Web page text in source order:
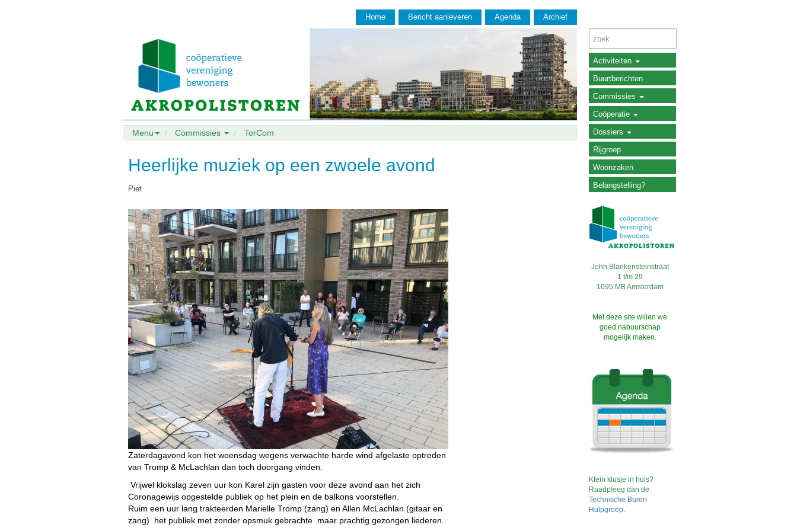
Home Bericht aanleveren Agenda Archief
Menu Commissies TorCom
Heerlijke muziek op een zwoele avond
Piet
Zaterdagavond kon het woensdag wegens verwachte harde wind afgelaste optreden
van Tromp & McLachlan dan toch doorgang vinden.
Vrijwel klokslag zeven uur kon Karel zijn gasten voor deze avond aan het zich
Coronagewijs opgestelde publiek op het plein en de balkons voorstellen.
Ruim een uur lang trakteerden Marielle Tromp (zang) en Allen McLachlan (gitaar en
zang) het publiek met zonder opsmuk gebrachte maar prachtig gezongen liederen.
Activiteiten
Buurtberichten
Commissies
Coöperatie
Dossiers
Rijgroep
Woonzaken
Belangstelling?
John Blankensteinstraat
1 t/m 29
1095 MB Amsterdam
Met deze site willen we
goed nabuurschap
mogelijk maken.
Klein klusje in huis?
Raadpleeg dan de
Technische Buren
Hulpgroep.